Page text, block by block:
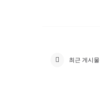
최근 게시물